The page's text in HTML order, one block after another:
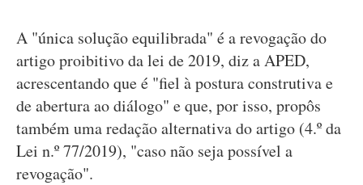
A "única solução equilibrada" é a revogação do
artigo proibitivo da lei de 2019, diz a APED,
acrescentando que é "fiel à postura construtiva e
de abertura ao diálogo" e que, por isso, propôs
também uma redação alternativa do artigo (4.º da
Lei n.º 77/2019), "caso não seja possível a
revogação".